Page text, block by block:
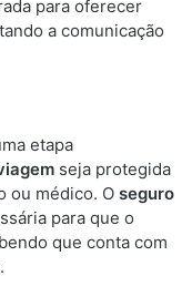
para oferecer
a comunicação
etapa
seja protegida
ou médico. O seguro
para que o
que conta com